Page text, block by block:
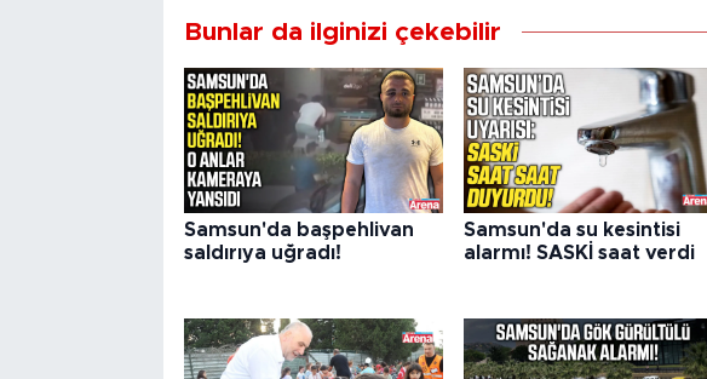
Bunlar da ilginizi çekebilir
Samsun'da başpehlivan
saldırıya uğradı!
Samsun'da su kesintisi
alarmı! SASKİ saat verdi